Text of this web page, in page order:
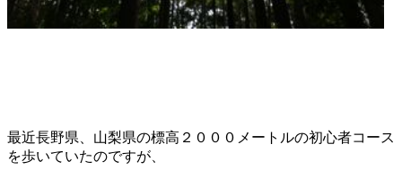
最近長野県、山梨県の標高２０００メートルの初心者コース
を歩いていたのですが、